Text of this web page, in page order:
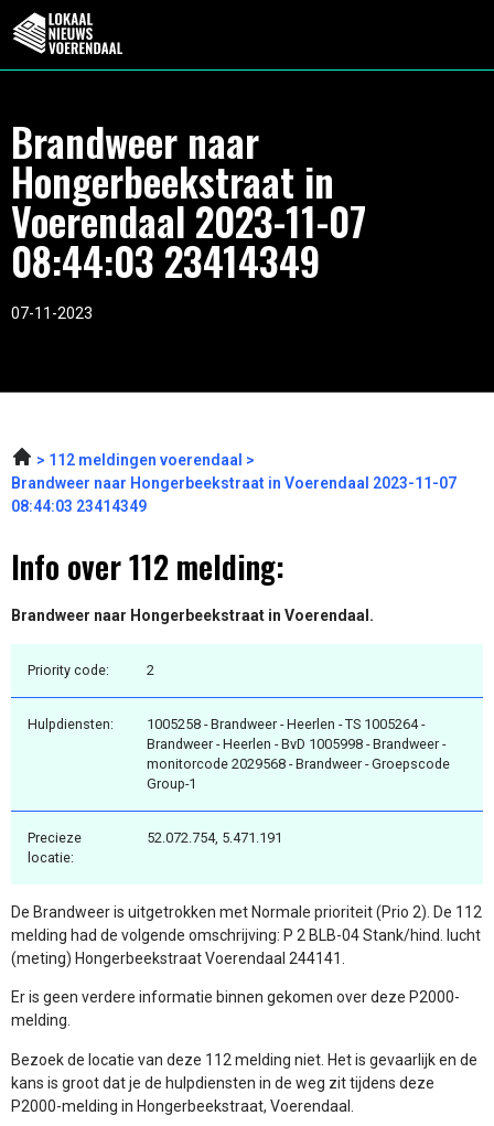
Brandweer naar
Hongerbeekstraat in
Voerendaal 2023-11-07
08:44:03 23414349
07-11-2023
112 meldingen voerendaal
Brandweer naar Hongerbeekstraat in Voerendaal 2023-11-07
08:44:03 23414349
Info over 112 melding:
Brandweer naar Hongerbeekstraat in Voerendaal.
Priority code: 2
Hulpdiensten:
1005258 - Brandweer - Heerlen - TS 1005264 -
Brandweer - Heerlen - BvD 1005998 - Brandweer -
monitorcode 2029568 - Brandweer - Groepscode
Group-1
Precieze
locatie:
52.072.754, 5.471.191
De Brandweer is uitgetrokken met Normale prioriteit (Prio 2). De 112
melding had de volgende omschrijving: P 2 BLB-04 Stank/hind. lucht
(meting) Hongerbeekstraat Voerendaal 244141.
Er is geen verdere informatie binnen gekomen over deze P2000-
melding.
Bezoek de locatie van deze 112 melding niet. Het is gevaarlijk en de
kans is groot dat je de hulpdiensten in de weg zit tijdens deze
P2000-melding in Hongerbeekstraat, Voerendaal.